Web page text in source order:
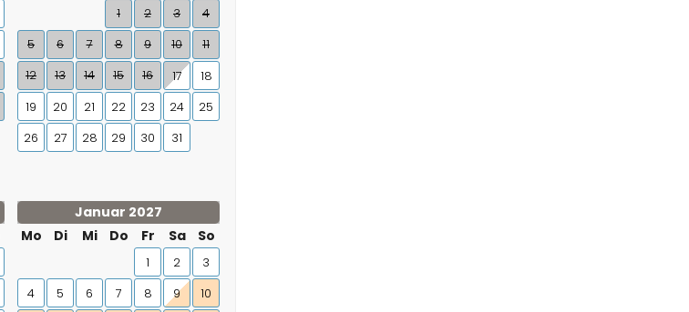
1 2 3
4
5
6 7 8 9 10
11
12
13 14 15 16 17
18
19
20 21 22 23 24
25
26
27 28 29 30 31
Januar 2027
Mo
Di Mi Do Fr Sa So
1 2
3
4
5 6 7 8 9
10